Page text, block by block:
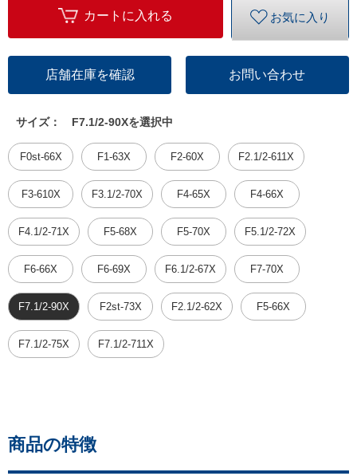
カートに入れる お気に入り
店舗在庫を確認 お問い合わせ
サイズ： F7.1/2-90Xを選択中
F0st-66X F1-63X F2-60X F2.1/2-611X
F3-610X F3.1/2-70X F4-65X F4-66X
F4.1/2-71X F5-68X F5-70X F5.1/2-72X
F6-66X F6-69X F6.1/2-67X F7-70X
F7.1/2-90X F2st-73X F2.1/2-62X F5-66X
F7.1/2-75X F7.1/2-711X
商品の特徴